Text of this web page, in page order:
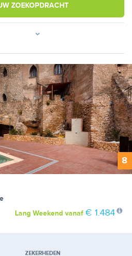
ZOEKOPDRACHT
8
Lang Weekendvanaf € 1.484
ZEKERHEDEN